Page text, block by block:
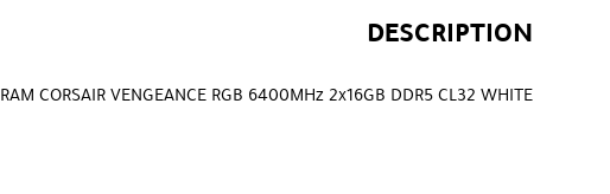
DESCRIPTION
RAM CORSAIR VENGEANCE RGB 6400MHz 2x16GB DDR5 CL32 WHITE